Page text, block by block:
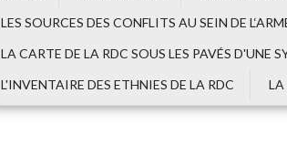
LES SOURCES DES CONFLITS AU SEIN DE
LA CARTE DE LA RDC SOUS LES PAVÉS D'UNE
L'INVENTAIRE DES ETHNIES DE LA RDC
LA